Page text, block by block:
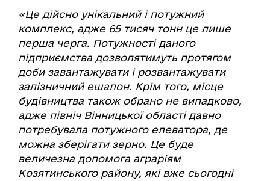
«Це дійсно унікальний і потужний
комплекс, адже 65 тисяч тонн це лише
перша черга. Потужності даного
підприємства дозволятимуть протягом
доби завантажувати і розвантажувати
залізничний ешалон. Крім того, місце
будівництва також обрано не випадково,
адже північ Вінницької області давно
потребувала потужного елеватора, де
можна зберігати зерно. Це буде
величезна допомога аграріям
Козятинського району, які вже сьогодні